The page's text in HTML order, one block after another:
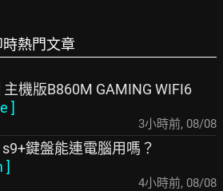
熱門文章
機版B860M GAMING WIFI6
]
3小時前, 08/08
鍵盤能連電腦用嗎？
]
4小時前, 08/08